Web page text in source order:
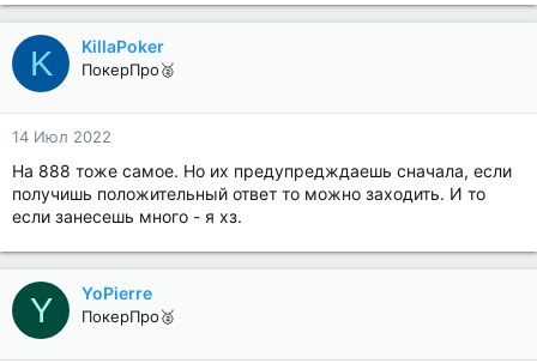
K KillaPoker
ПокерПро🥈
14 Июл 2022
На 888 тоже самое. Но их предупредждаешь сначала, если
получишь положительный ответ то можно заходить. И то
если занесешь много - я хз.
Y YoPierre
ПокерПро🥈